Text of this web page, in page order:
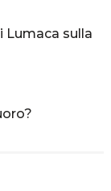
Lumaca sulla